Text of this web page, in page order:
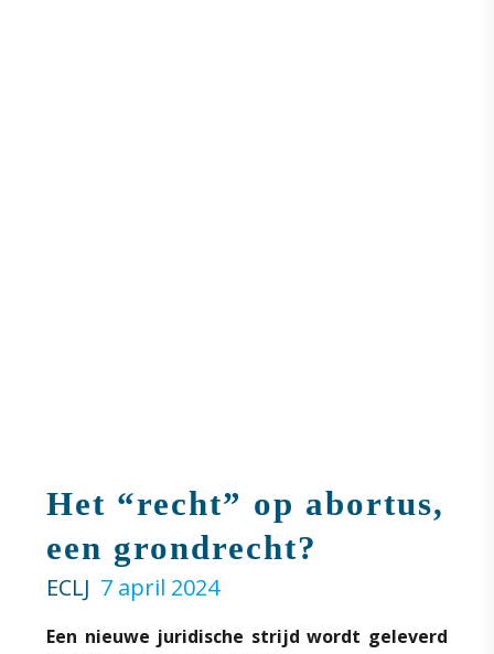
Het “recht” op abortus,
een grondrecht?
ECLJ 7 april 2024
Een nieuwe juridische strijd wordt geleverd